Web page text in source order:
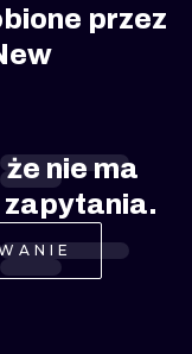
RYCINOWE
przez
nie ma